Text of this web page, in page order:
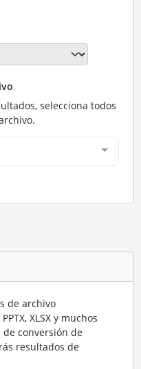
selecciona todos
de archivo
XLSX y muchos
de conversión de
resultados de